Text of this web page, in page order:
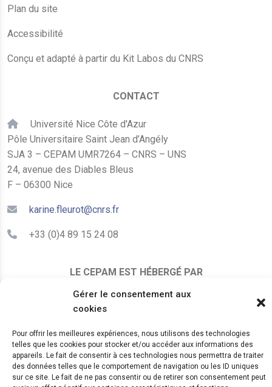
Gérer le consentement aux
cookies
Pour offrir les meilleures expériences, nous utilisons des technologies
telles que les cookies pour stocker et/ou accéder aux informations des
appareils. Le fait de consentir à ces technologies nous permettra de traiter
des données telles que le comportement de navigation ou les ID uniques
sur ce site. Le fait de ne pas consentir ou de retirer son consentement peut
Plan du site
Accessibilité
Conçu et adapté à partir du Kit Labos du CNRS
CONTACT
Université Nice Côte d'Azur
Pôle Universitaire Saint Jean d’Angély
SJA 3 – CEPAM UMR7264 – CNRS – UNS
24, avenue des Diables Bleus
F – 06300 Nice
karine.fleurot@cnrs.fr
+33 (0)4 89 15 24 08
LE CEPAM EST HÉBERGÉ PAR
© 2024 Copyright:CEPAM UMR7264, CNRS, CNRS